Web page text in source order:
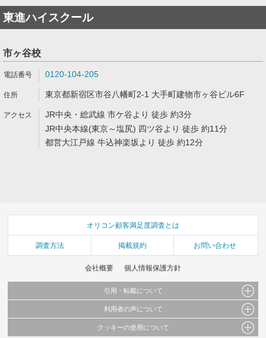
東進ハイスクール
市ヶ谷校
0120-104-205
東京都新宿区市谷八幡町2-1 大手町建物市ヶ谷ビル6F
JR中央・総武線 市ケ谷より 徒歩 約3分
JR中央本線(東京～塩尻) 四ツ谷より 徒歩 約11分
都営大江戸線 牛込神楽坂より 徒歩 約12分
オリコン顧客満足度調査とは
調査方法 掲載規約 お問い合わせ
会社概要 個人情報保護方針
引用・転載について
当サイトで公開されている情報（文字、写真、イラスト、画像データ等）及びこれらの配
これらの情報を権利者の許可なく無断転載・複製などの二次利用を行うことは固く禁じて
利用者の声について
当サイトに掲載している内容はすべてサービスの利用者が提出された見解・感想です。
クッキーの使用について